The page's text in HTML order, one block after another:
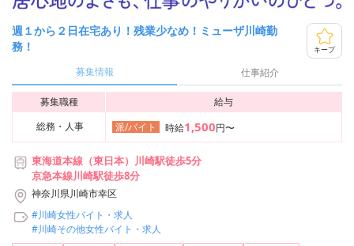
週１から２日在宅あり！残業少なめ！ミューザ川崎勤
務！
キープ
募集情報 仕事紹介
募集職種
給与
総務・人事
派/バイト 時給1,500円〜
東海道本線（東日本）川崎駅徒歩5分
京急本線川崎駅徒歩8分
神奈川県川崎市幸区
#川崎女性バイト・求人
#川崎その他女性バイト・求人